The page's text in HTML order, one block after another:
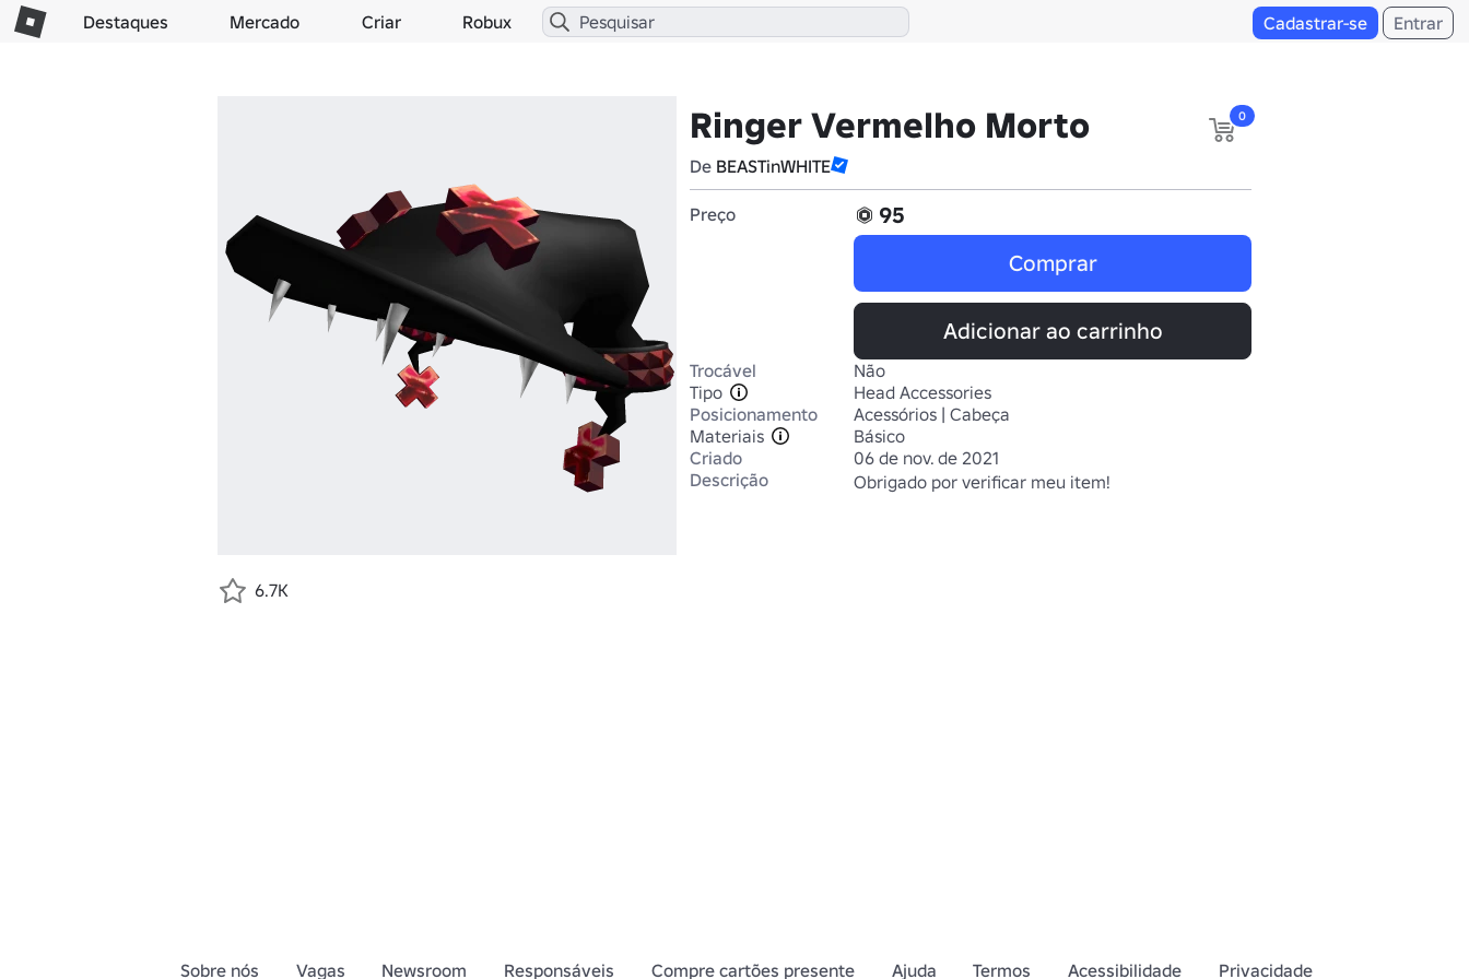
Destaques Mercado Criar Robux Cadastrar-se Entrar
Ringer Vermelho Morto
De BEASTinWHITE
0
Preço
95
Comprar
Adicionar ao carrinho
Trocável
Não
Tipo
Head Accessories
Posicionamento
Acessórios | Cabeça
Materiais
Básico
Criado
06 de nov. de 2021
Descrição
Obrigado por verificar meu item!
6.7K
Sobre nós Vagas Newsroom Responsáveis Compre cartões presente Ajuda Termos Acessibilidade Privacidade